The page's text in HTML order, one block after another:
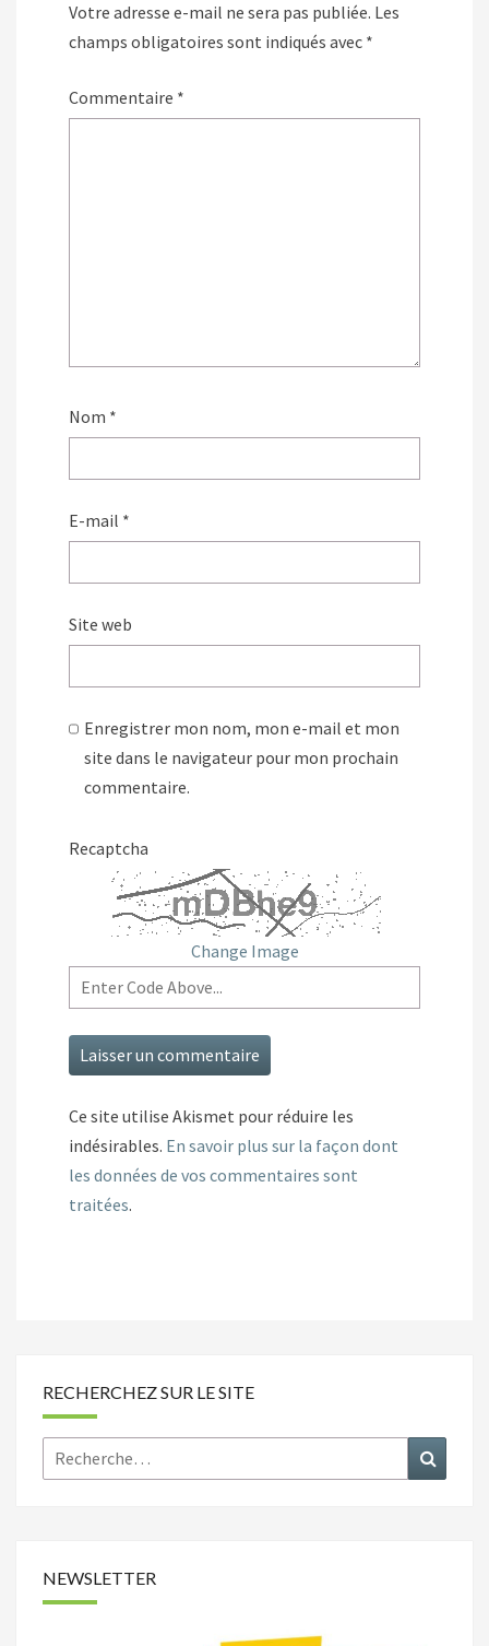
Votre adresse e-mail ne sera pas publiée. Les
champs obligatoires sont indiqués avec *
Commentaire *
Nom *
E-mail *
Site web
Enregistrer mon nom, mon e-mail et mon
site dans le navigateur pour mon prochain
commentaire.
Recaptcha
Change Image
Ce site utilise Akismet pour réduire les
indésirables. En savoir plus sur la façon dont
les données de vos commentaires sont
traitées.
RECHERCHEZ SUR LE SITE
Rechercher :
NEWSLETTER